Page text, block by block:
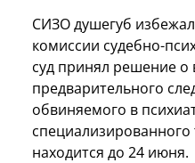
СИЗО душегуб
комиссии судебно-
суд принял решение
предварительного
обвиняемого в
специализированного
находится до 24 июня.